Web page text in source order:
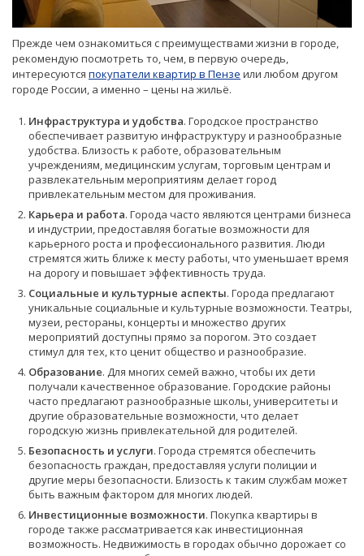
Прежде чем ознакомиться с преимуществами жизни в городе,
рекомендую посмотреть то, чем, в первую очередь,
интересуются покупатели квартир в Пензе или любом другом
городе России, а именно – цены на жильё.
Инфраструктура и удобства. Городское пространство
обеспечивает развитую инфраструктуру и разнообразные
удобства. Близость к работе, образовательным
учреждениям, медицинским услугам, торговым центрам и
развлекательным мероприятиям делает город
привлекательным местом для проживания.
Карьера и работа. Города часто являются центрами бизнеса
и индустрии, предоставляя богатые возможности для
карьерного роста и профессионального развития. Люди
стремятся жить ближе к месту работы, что уменьшает время
на дорогу и повышает эффективность труда.
Социальные и культурные аспекты. Города предлагают
уникальные социальные и культурные возможности. Театры,
музеи, рестораны, концерты и множество других
мероприятий доступны прямо за порогом. Это создает
стимул для тех, кто ценит общество и разнообразие.
Образование. Для многих семей важно, чтобы их дети
получали качественное образование. Городские районы
часто предлагают разнообразные школы, университеты и
другие образовательные возможности, что делает
городскую жизнь привлекательной для родителей.
Безопасность и услуги. Города стремятся обеспечить
безопасность граждан, предоставляя услуги полиции и
другие меры безопасности. Близость к таким службам может
быть важным фактором для многих людей.
Инвестиционные возможности. Покупка квартиры в
городе также рассматривается как инвестиционная
возможность. Недвижимость в городах обычно дорожает со